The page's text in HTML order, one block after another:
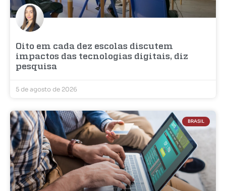
Oito em cada dez escolas discutem
impactos das tecnologias digitais, diz
pesquisa
5 de agosto de 2026
BRASIL